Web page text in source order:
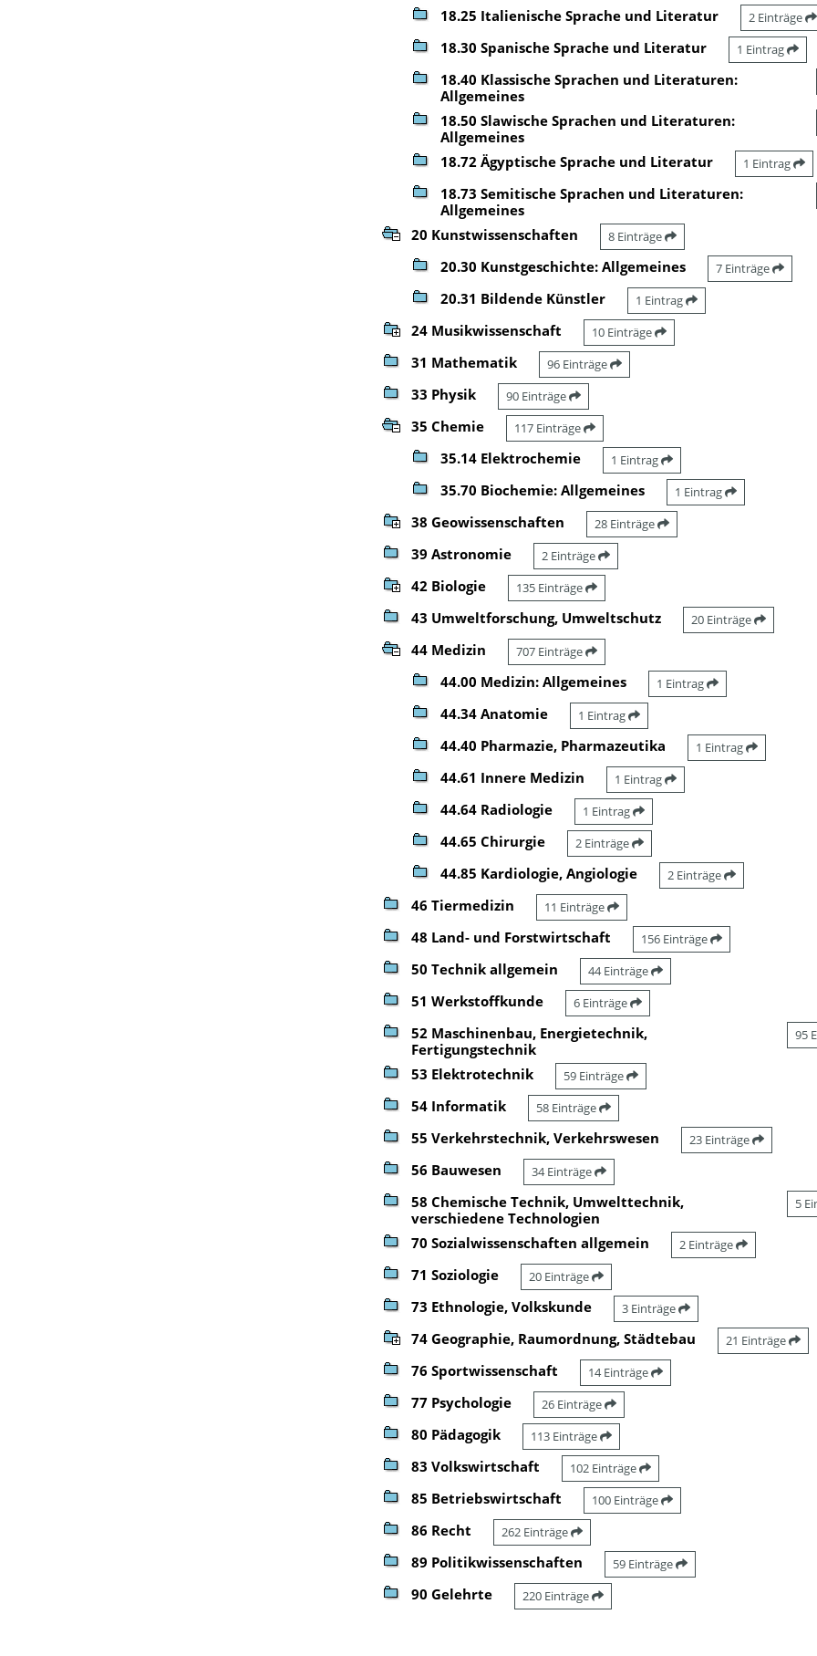
18.25 Italienische Sprache und Literatur 2 Einträge
18.30 Spanische Sprache und Literatur 1 Eintrag
18.40 Klassische Sprachen und Literaturen:
Allgemeines
18.50 Slawische Sprachen und Literaturen:
Allgemeines
18.72 Ägyptische Sprache und Literatur 1 Eintrag
18.73 Semitische Sprachen und Literaturen:
Allgemeines
20 Kunstwissenschaften 8 Einträge
20.30 Kunstgeschichte: Allgemeines 7 Einträge
20.31 Bildende Künstler 1 Eintrag
24 Musikwissenschaft 10 Einträge
31 Mathematik 96 Einträge
33 Physik 90 Einträge
35 Chemie 117 Einträge
35.14 Elektrochemie 1 Eintrag
35.70 Biochemie: Allgemeines 1 Eintrag
38 Geowissenschaften 28 Einträge
39 Astronomie 2 Einträge
42 Biologie 135 Einträge
43 Umweltforschung, Umweltschutz 20 Einträge
44 Medizin 707 Einträge
44.00 Medizin: Allgemeines 1 Eintrag
44.34 Anatomie 1 Eintrag
44.40 Pharmazie, Pharmazeutika 1 Eintrag
44.61 Innere Medizin 1 Eintrag
44.64 Radiologie 1 Eintrag
44.65 Chirurgie 2 Einträge
44.85 Kardiologie, Angiologie 2 Einträge
46 Tiermedizin 11 Einträge
48 Land- und Forstwirtschaft 156 Einträge
50 Technik allgemein 44 Einträge
51 Werkstoffkunde 6 Einträge
52 Maschinenbau, Energietechnik,
Fertigungstechnik
95
53 Elektrotechnik 59 Einträge
54 Informatik 58 Einträge
55 Verkehrstechnik, Verkehrswesen 23 Einträge
56 Bauwesen 34 Einträge
58 Chemische Technik, Umwelttechnik,
verschiedene Technologien
5
70 Sozialwissenschaften allgemein 2 Einträge
71 Soziologie 20 Einträge
73 Ethnologie, Volkskunde 3 Einträge
74 Geographie, Raumordnung, Städtebau 21 Einträge
76 Sportwissenschaft 14 Einträge
77 Psychologie 26 Einträge
80 Pädagogik 113 Einträge
83 Volkswirtschaft 102 Einträge
85 Betriebswirtschaft 100 Einträge
86 Recht 262 Einträge
89 Politikwissenschaften 59 Einträge
90 Gelehrte 220 Einträge